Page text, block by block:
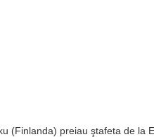
(Finlanda) preiau ştafeta de la